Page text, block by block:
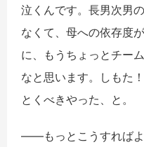
泣くんです。長男次男
なくて、母への依存度
に、もうちょっとチー
なと思います。しもた
とくべきやった、と。
――もっとこうすればよ